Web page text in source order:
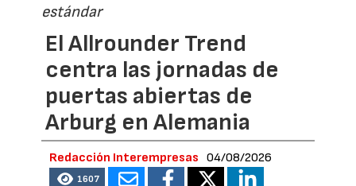
estándar
El Allrounder Trend
centra las jornadas de
puertas abiertas de
Arburg en Alemania
Redacción Interempresas 04/08/2026
1607